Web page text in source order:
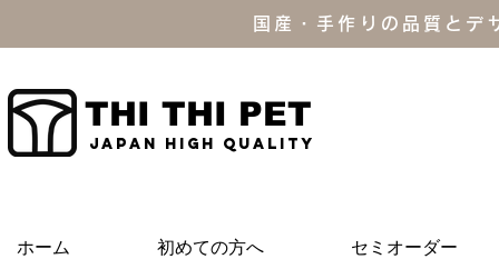
国産・手作りの品質と
THI THI PET
JAPAN high quality
ホーム 初めての方へ セミオーダー